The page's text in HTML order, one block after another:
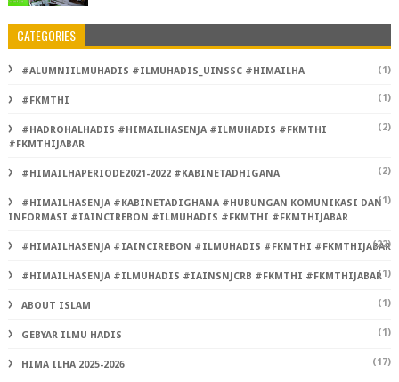
CATEGORIES
#ALUMNIILMUHADIS #ILMUHADIS_UINSSC #HIMAILHA (1)
#FKMTHI (1)
#HADROHALHADIS #HIMAILHASENJA #ILMUHADIS #FKMTHI
#FKMTHIJABAR
(2)
#HIMAILHAPERIODE2021-2022 #KABINETADHIGANA (2)
#HIMAILHASENJA #KABINETADIGHANA #HUBUNGAN KOMUNIKASI DAN
INFORMASI #IAINCIREBON #ILMUHADIS #FKMTHI #FKMTHIJABAR
(1)
#HIMAILHASENJA #IAINCIREBON #ILMUHADIS #FKMTHI #FKMTHIJABAR
(22)
#HIMAILHASENJA #ILMUHADIS #IAINSNJCRB #FKMTHI #FKMTHIJABAR(1)
ABOUT ISLAM (1)
GEBYAR ILMU HADIS (1)
HIMA ILHA 2025-2026 (17)